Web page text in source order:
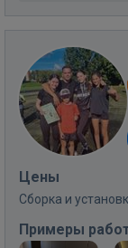
Цены
Сборка и
Примеры